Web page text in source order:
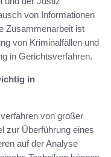
von Informationen
Zusammenarbeit ist
von Kriminalfällen und
in Gerichtsverfahren.
in
von großer
zur Überführung eines
auf der Analyse